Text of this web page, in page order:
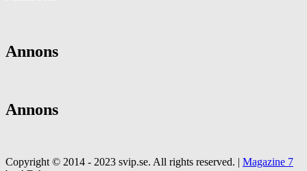
Annons
Annons
Copyright © 2014 - 2023 svip.se. All rights reserved. | Magazine 7